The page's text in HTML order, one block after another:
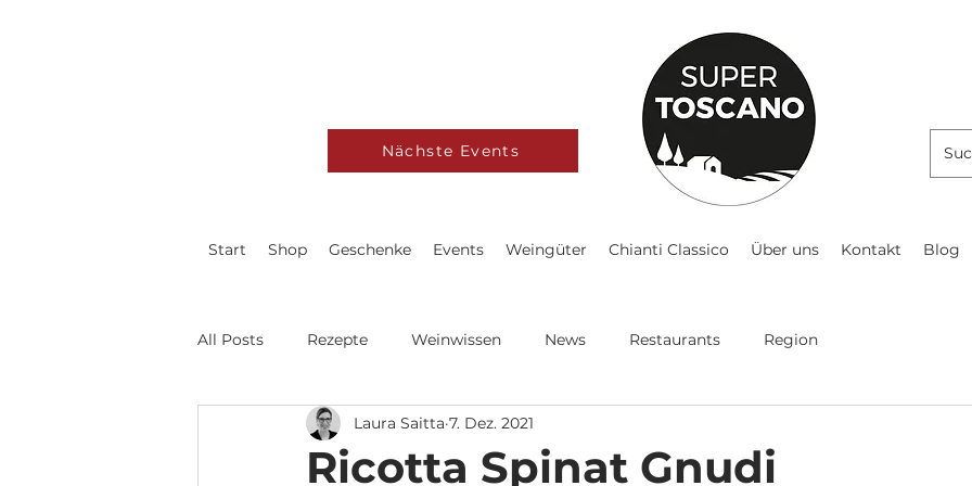
Nächste Events
Start Shop Geschenke Events Weingüter Chianti Classico Über uns Kontakt Blog
All Posts Rezepte Weinwissen News Restaurants Region
Ricotta Spinat Gnudi
Laura Saitta 7. Dez. 2021